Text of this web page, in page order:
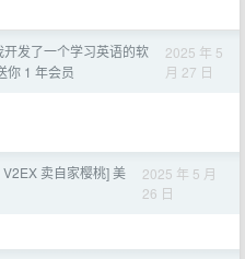
开发了一个学习英语的软
你 1 年会员
2025 年 5
月 27 日
卖自家樱桃] 美
2025 年 5 月
26 日